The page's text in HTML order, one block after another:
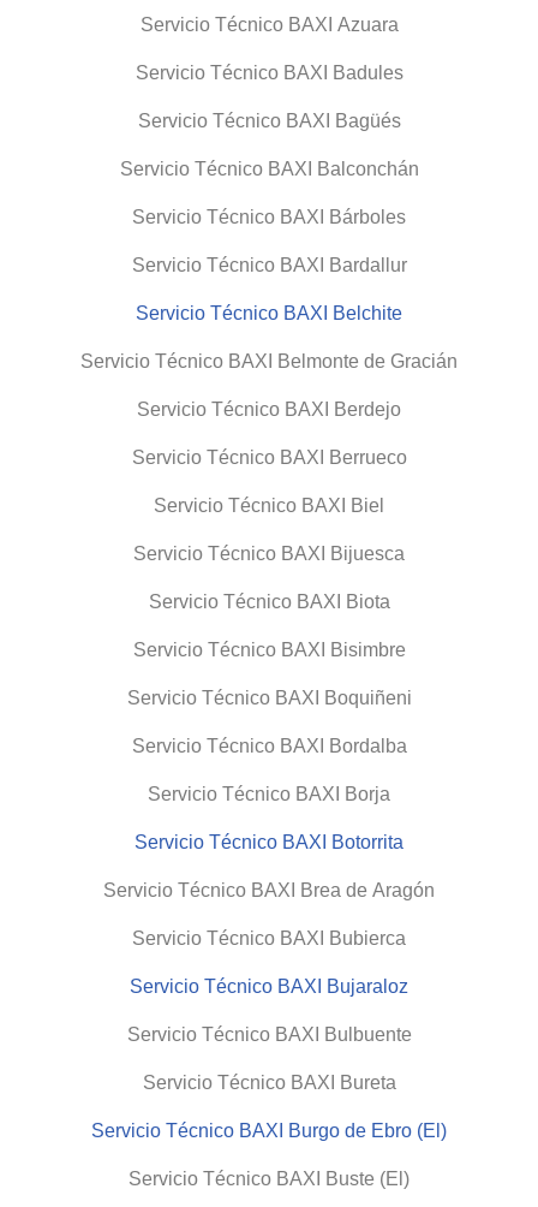
Servicio Técnico BAXI Azuara
Servicio Técnico BAXI Badules
Servicio Técnico BAXI Bagüés
Servicio Técnico BAXI Balconchán
Servicio Técnico BAXI Bárboles
Servicio Técnico BAXI Bardallur
Servicio Técnico BAXI Belchite
Servicio Técnico BAXI Belmonte de Gracián
Servicio Técnico BAXI Berdejo
Servicio Técnico BAXI Berrueco
Servicio Técnico BAXI Biel
Servicio Técnico BAXI Bijuesca
Servicio Técnico BAXI Biota
Servicio Técnico BAXI Bisimbre
Servicio Técnico BAXI Boquiñeni
Servicio Técnico BAXI Bordalba
Servicio Técnico BAXI Borja
Servicio Técnico BAXI Botorrita
Servicio Técnico BAXI Brea de Aragón
Servicio Técnico BAXI Bubierca
Servicio Técnico BAXI Bujaraloz
Servicio Técnico BAXI Bulbuente
Servicio Técnico BAXI Bureta
Servicio Técnico BAXI Burgo de Ebro (El)
Servicio Técnico BAXI Buste (El)